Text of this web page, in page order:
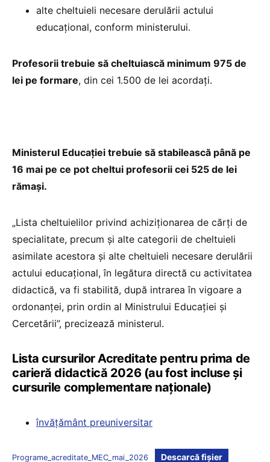
alte cheltuieli necesare derulării actului
educațional, conform ministerului.
Profesorii trebuie să cheltuiască minimum 975 de
lei pe formare, din cei 1.500 de lei acordați.
Ministerul Educației trebuie să stabilească până pe
16 mai pe ce pot cheltui profesorii cei 525 de lei
rămași.
„Lista cheltuielilor privind achiziționarea de cărți de
specialitate, precum și alte categorii de cheltuieli
asimilate acestora și alte cheltuieli necesare derulării
actului educațional, în legătura directă cu activitatea
didactică, va fi stabilită, după intrarea în vigoare a
ordonanței, prin ordin al Ministrului Educației și
Cercetării”, precizează ministerul.
Lista cursurilor Acreditate pentru prima de
carieră didactică 2026 (au fost incluse și
cursurile complementare naționale)
învățământ preuniversitar
Programe_acreditate_MEC_mai_2026 Descarcă fișier